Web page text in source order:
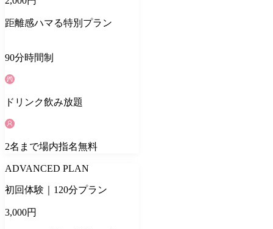
距離感ハマる特別プラン
90分時間制
ドリンク飲み放題
2名 まで場内指名無料
ADVANCED PLAN
初回体験｜120分プラン
3,000円